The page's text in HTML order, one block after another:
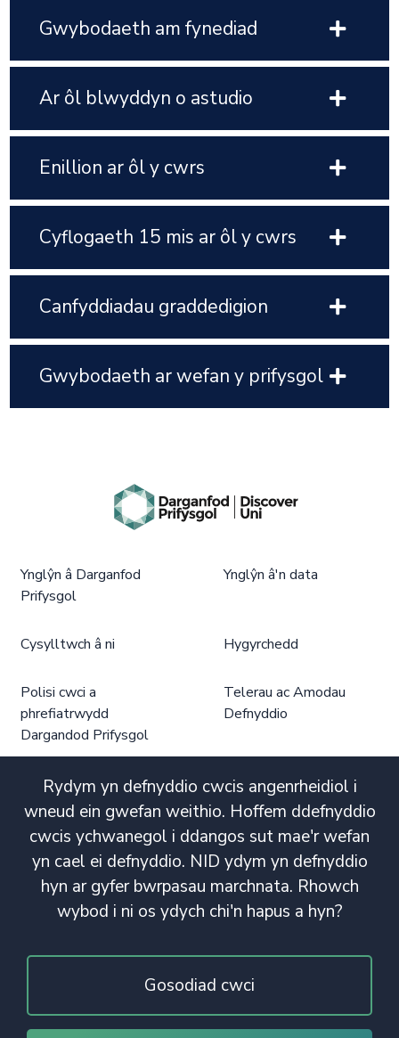
Gwybodaeth am fynediad
Ar ôl blwyddyn o astudio
Enillion ar ôl y cwrs
Cyflogaeth 15 mis ar ôl y cwrs
Canfyddiadau graddedigion
Gwybodaeth ar wefan y prifysgol
Rydym yn defnyddio cwcis angenrheidiol i
wneud ein gwefan weithio. Hoffem ddefnyddio
cwcis ychwanegol i ddangos sut mae'r wefan
yn cael ei defnyddio. NID ydym yn defnyddio
hyn ar gyfer bwrpasau marchnata. Rhowch
wybod i ni os ydych chi'n hapus a hyn?
Gosodiad cwci
Ynglŷn â Darganfod
Prifysgol
Ynglŷn â'n data
Cysylltwch â ni Hygyrchedd
Polisi cwci a
phrefiatrwydd
Dargandod Prifysgol
Telerau ac Amodau
Defnyddio